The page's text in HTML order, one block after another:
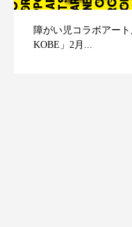
障がい児コラボアー
KOBE」2月...